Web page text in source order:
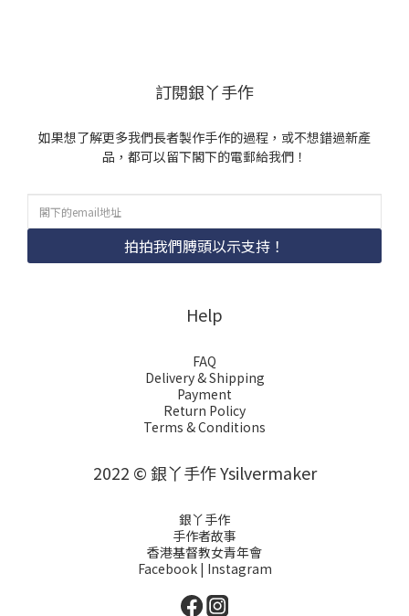
訂閱銀丫手作
如果想了解更多我們長者製作手作的過程，或不想錯過新產
品，都可以留下閣下的電郵給我們！
拍拍我們膊頭以示支持！
Help
FAQ
Delivery & Shipping
Payment
Return Policy
Terms & Conditions
2022 © 銀丫手作 Ysilvermaker
銀丫手作
手作者故事
香港基督教女青年會
Facebook | Instagram